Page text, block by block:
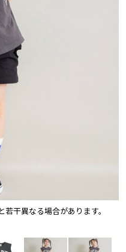
干異なる場合があります。